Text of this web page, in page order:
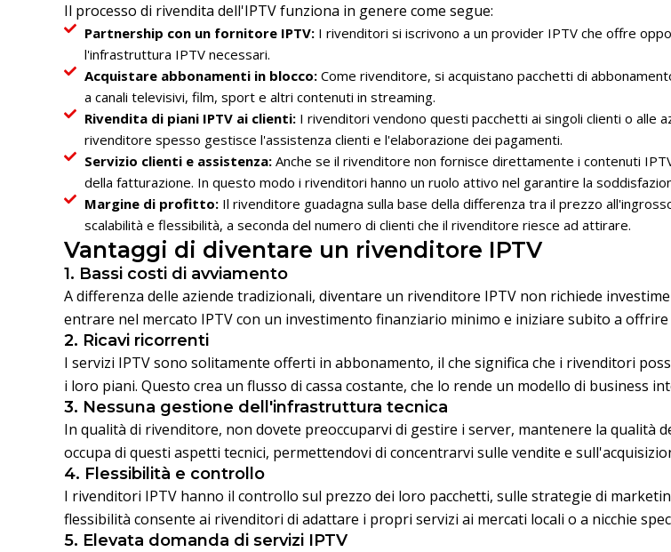
Il processo di rivendita dell'IPTV funziona in genere come segue:
Partnership con un fornitore IPTV:I rivenditori si iscrivono a un provider IPTV che offre
l'infrastruttura IPTV necessari.
Acquistare abbonamenti in blocco: Come rivenditore, si acquistano pacchetti di
a canali televisivi, film, sport e altri contenuti in streaming.
Rivendita di piani IPTV ai clienti:I rivenditori vendono questi pacchetti ai singoli clienti o alle
rivenditore spesso gestisce l'assistenza clienti e l'elaborazione dei pagamenti.
Servizio clienti e assistenza:Anche se il rivenditore non fornisce direttamente i contenuti
della fatturazione. In questo modo i rivenditori hanno un ruolo attivo nel garantire la
Margine di profitto: Il rivenditore guadagna sulla base della differenza tra il prezzo
scalabilità e flessibilità, a seconda del numero di clienti che il rivenditore riesce ad attirare.
Vantaggi di diventare un rivenditore IPTV
1. Bassi costi di avviamento
A differenza delle aziende tradizionali, diventare un rivenditore IPTV non richiede
entrare nel mercato IPTV con un investimento finanziario minimo e iniziare subito a offrire
2. Ricavi ricorrenti
I servizi IPTV sono solitamente offerti in abbonamento, il che significa che i rivenditori
i loro piani. Questo crea un flusso di cassa costante, che lo rende un modello di business
3. Nessuna gestione dell'infrastruttura tecnica
In qualità di rivenditore, non dovete preoccuparvi di gestire i server, mantenere la qualità
occupa di questi aspetti tecnici, permettendovi di concentrarvi sulle vendite e
4. Flessibilità e controllo
I rivenditori IPTV hanno il controllo sul prezzo dei loro pacchetti, sulle strategie di
flessibilità consente ai rivenditori di adattare i propri servizi ai mercati locali o a nicchie
5. Elevata domanda di servizi IPTV